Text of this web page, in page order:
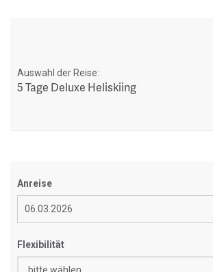
Auswahl der Reise:
5 Tage Deluxe Heliskiing
Anreise
Flexibilität